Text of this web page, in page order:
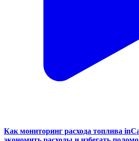
Как мониторинг расхода топлива